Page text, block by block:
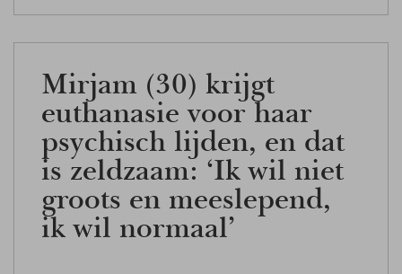
Mirjam (30) krijgt
euthanasie voor haar
psychisch lijden, en dat
is zeldzaam: ‘Ik wil niet
groots en meeslepend,
ik wil normaal’